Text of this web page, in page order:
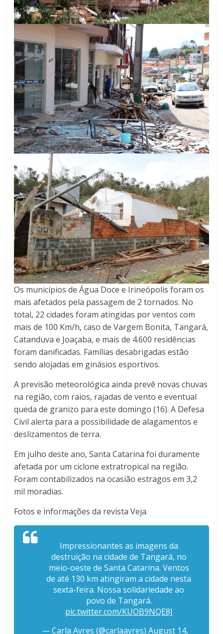
Os municípios de Água Doce e Irineópolis foram os
mais afetados pela passagem de 2 tornados. No
total, 22 cidades foram atingidas por ventos com
mais de 100 Km/h, caso de Vargem Bonita, Tangará,
Catanduva e Joaçaba, e mais de 4.600 residências
foram danificadas. Famílias desabrigadas estão
sendo alojadas em ginásios esportivos.
A previsão meteorológica ainda prevê novas chuvas
na região, com raios, rajadas de vento e eventual
queda de granizo para este domingo (16). A Defesa
Civil alerta para a possibilidade de alagamentos e
deslizamentos de terra.
Em julho deste ano, Santa Catarina foi duramente
afetada por um ciclone extratropical na região.
Foram contabilizados na ocasião estragos em 3,2
mil moradias.
Fotos e informações da revista Veja.
Impressionantes as imagens da
destruição na cidade de Tangará, no
meio-oeste de Santa Catarina. Ventos
de até 130 km atingiram a cidade nesta
sexta-feira. Nossa solidariedade ao
povo de Tangará.
pic.twitter.com/KUOB9NQE8J
— Carla Ayres (@carlaayres)August 14,